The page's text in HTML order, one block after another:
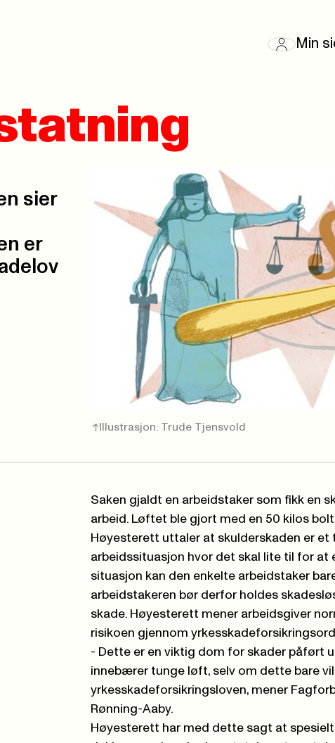
Min
sier
er
Illustrasjon: Trude Tjensvold
Saken gjaldt en arbeidstaker som fikk en
arbeid. Løftet ble gjort med en 50 kilos
Høyesterett uttaler at skulderskaden er et
arbeidssituasjon hvor det skal lite til for at
situasjon kan den enkelte arbeidstaker
arbeidstakeren bør derfor holdes
skade. Høyesterett mener arbeidsgiver
risikoen gjennom
- Dette er en viktig dom for skader påført
innebærer tunge løft, selv om dette bare
yrkesskadeforsikringsloven, mener
Rønning-Aaby.
Høyesterett har med dette sagt at